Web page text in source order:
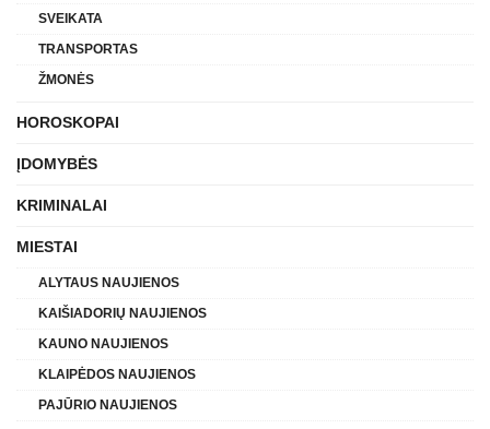
SVEIKATA
TRANSPORTAS
ŽMONĖS
HOROSKOPAI
ĮDOMYBĖS
KRIMINALAI
MIESTAI
ALYTAUS NAUJIENOS
KAIŠIADORIŲ NAUJIENOS
KAUNO NAUJIENOS
KLAIPĖDOS NAUJIENOS
PAJŪRIO NAUJIENOS